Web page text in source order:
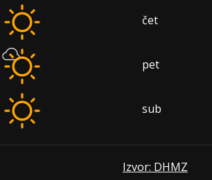
čet
pet
sub
Izvor: DHMZ